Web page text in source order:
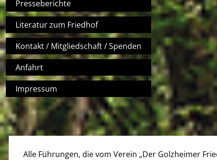
Presseberichte
Literatur zum Friedhof
Kontakt / Mitgliedschaft / Spenden
Anfahrt
Impressum
Alle Führungen, die vom Verein „Der Golzheimer